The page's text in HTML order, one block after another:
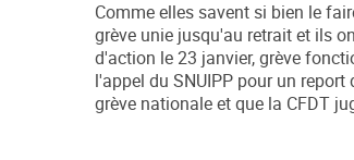
Comme elles savent si bien le
grève unie jusqu'au retrait et ils
d'action le 23 janvier, grève
l'appel du SNUIPP pour un
grève nationale et que la CFDT